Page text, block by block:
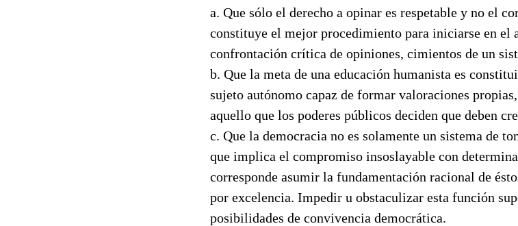
a. Que sólo el derecho a opinar es respetable y no el
constituye el mejor procedimiento para iniciarse en el
confrontación crítica de opiniones, cimientos de un
b. Que la meta de una educación humanista es
sujeto autónomo capaz de formar valoraciones
aquello que los poderes públicos deciden que deben
c. Que la democracia no es solamente un sistema de
que implica el compromiso insoslayable con
corresponde asumir la fundamentación racional de
por excelencia. Impedir u obstaculizar esta función
posibilidades de convivencia democrática.